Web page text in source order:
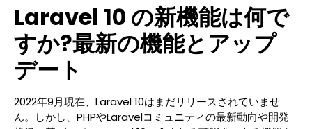
Laravel 10 の新機能は何で
すか?最新の機能とアップ
デート
2022年9月現在、Laravel 10はまだリリースされていませ
ん。しかし、PHPやLaravelコミュニティの最新動向や開発